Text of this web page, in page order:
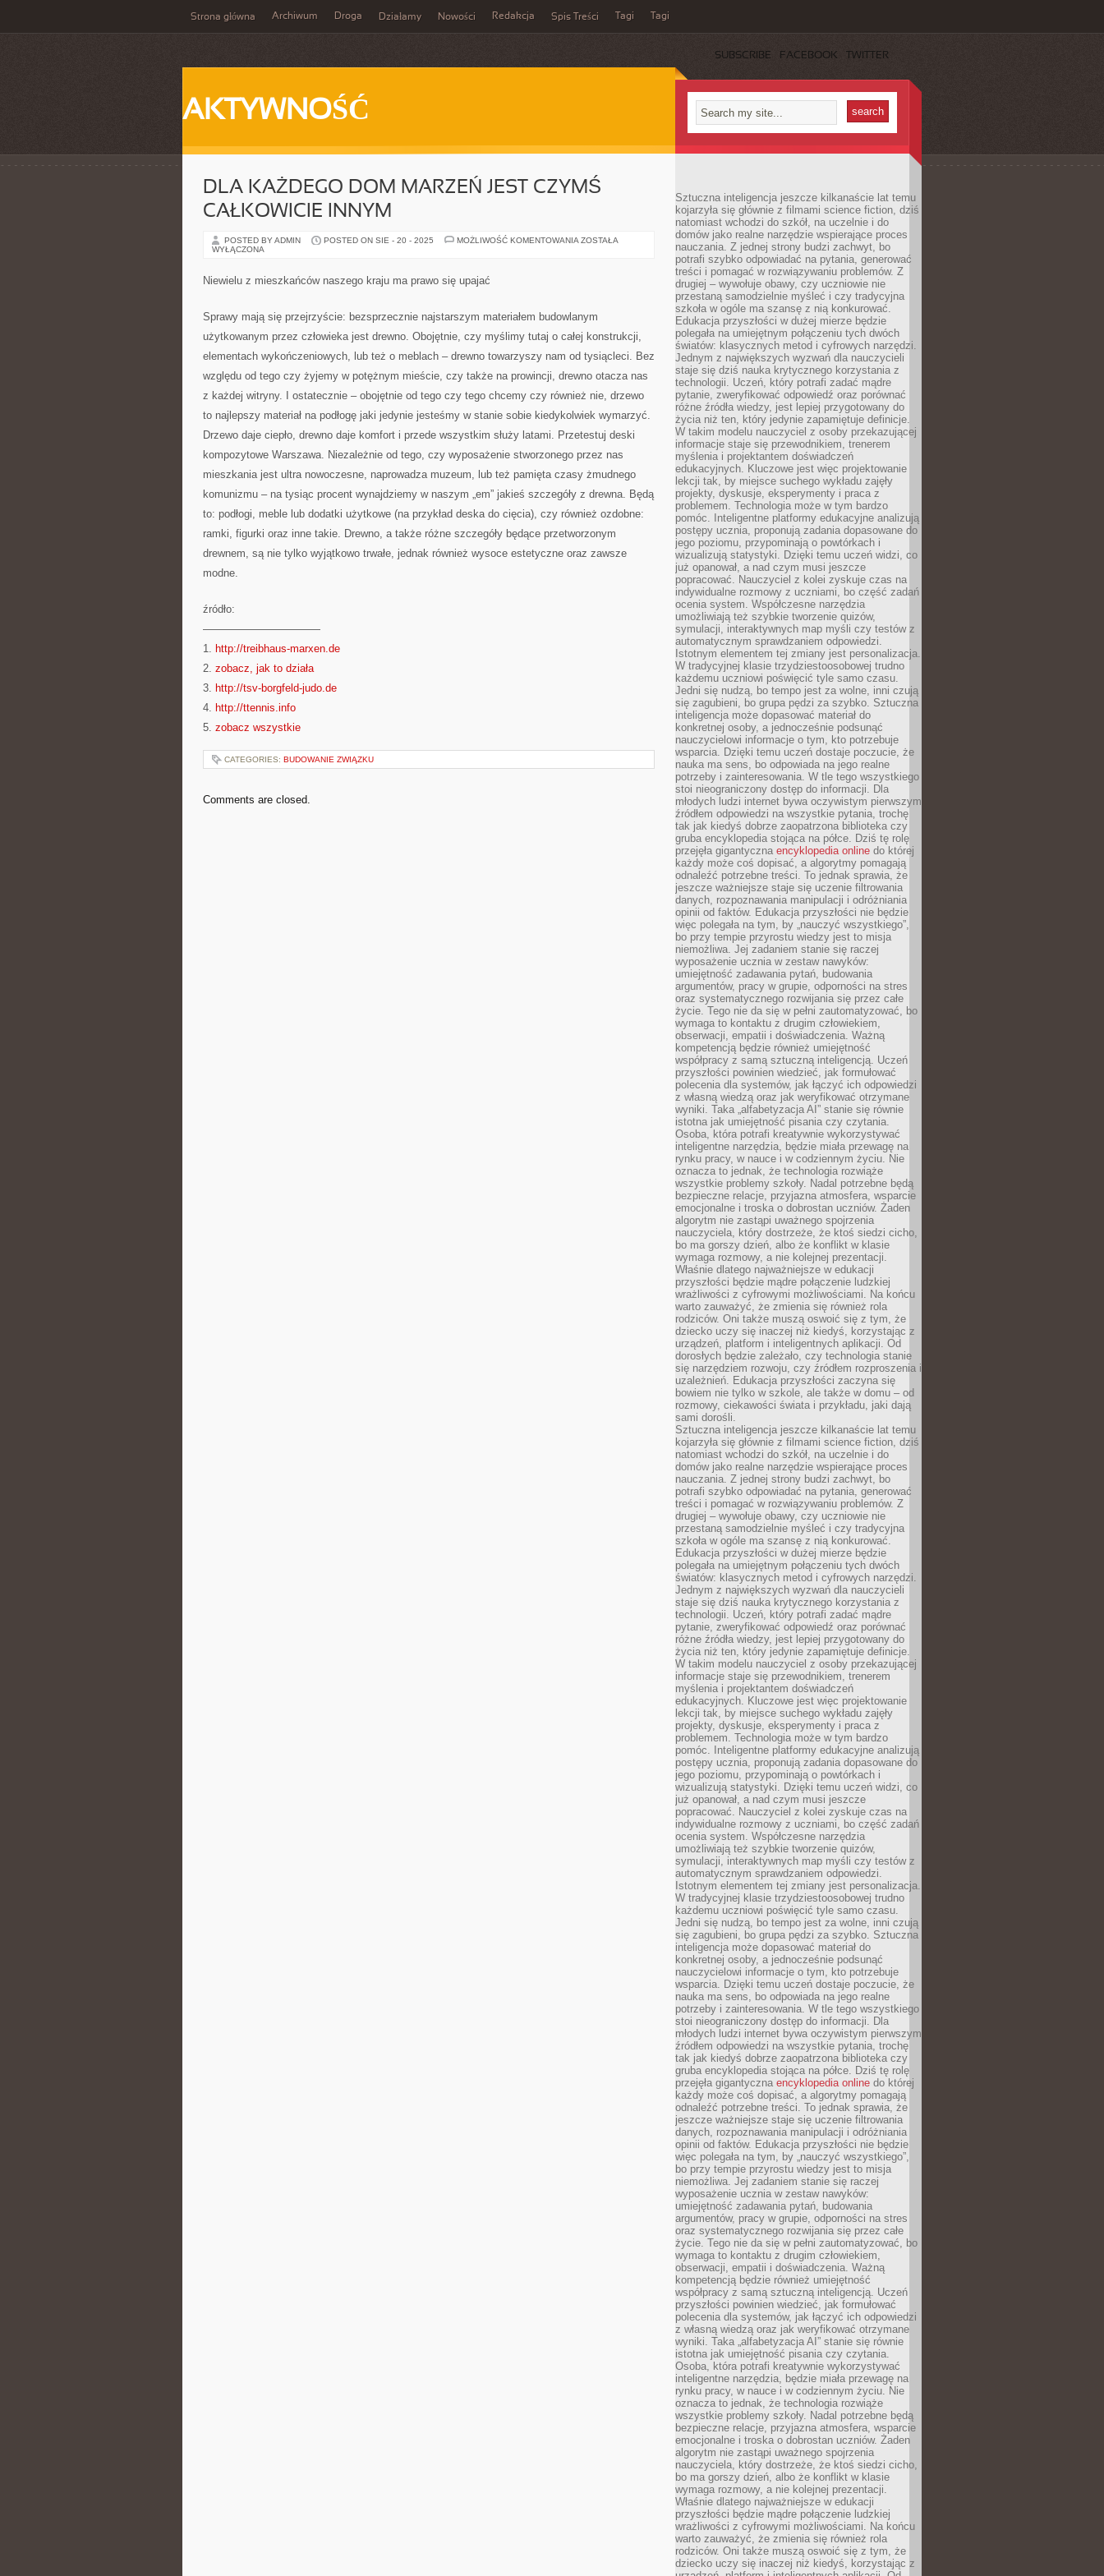
Strona główna Archiwum Droga Działamy Nowości Redakcja Spis Treści Tagi Tagi
SUBSCRIBE FACEBOOK TWITTER
AKTYWNOŚĆ
DLA KAŻDEGO DOM MARZEŃ JEST CZYMŚ
CAŁKOWICIE INNYM
POSTED BY ADMIN POSTED ON SIE - 20 - 2025 MOŻLIWOŚĆ KOMENTOWANIA DLA
ZOSTAŁA
WYŁĄCZONA
Niewielu z mieszkańców naszego kraju ma prawo się upajać
Sprawy mają się przejrzyście: bezsprzecznie najstarszym materiałem budowlanym
użytkowanym przez człowieka jest drewno. Obojętnie, czy myślimy tutaj o całej konstrukcji,
elementach wykończeniowych, lub też o meblach – drewno towarzyszy nam od tysiącleci. Bez
względu od tego czy żyjemy w potężnym mieście, czy także na prowincji, drewno otacza nas
z każdej witryny. I ostatecznie – obojętnie od tego czy tego chcemy czy również nie, drzewo
to najlepszy materiał na podłogę jaki jedynie jesteśmy w stanie sobie kiedykolwiek wymarzyć.
Drzewo daje ciepło, drewno daje komfort i przede wszystkim służy latami. Przetestuj deski
kompozytowe Warszawa. Niezależnie od tego, czy wyposażenie stworzonego przez nas
mieszkania jest ultra nowoczesne, naprowadza muzeum, lub też pamięta czasy żmudnego
komunizmu – na tysiąc procent wynajdziemy w naszym „em” jakieś szczegóły z drewna. Będą
to: podłogi, meble lub dodatki użytkowe (na przykład deska do cięcia), czy również ozdobne:
ramki, figurki oraz inne takie. Drewno, a także różne szczegóły będące przetworzonym
drewnem, są nie tylko wyjątkowo trwałe, jednak również wysoce estetyczne oraz zawsze
modne.
źródło:
———————————
1. http://treibhaus-marxen.de
2. zobacz, jak to działa
3. http://tsv-borgfeld-judo.de
4. http://ttennis.info
5. zobacz wszystkie
CATEGORIES: BUDOWANIE ZWIĄZKU
Comments are closed.
Sztuczna inteligencja jeszcze kilkanaście lat temu
kojarzyła się głównie z filmami science fiction, dziś
natomiast wchodzi do szkół, na uczelnie i do
domów jako realne narzędzie wspierające proces
nauczania. Z jednej strony budzi zachwyt, bo
potrafi szybko odpowiadać na pytania, generować
treści i pomagać w rozwiązywaniu problemów. Z
drugiej – wywołuje obawy, czy uczniowie nie
przestaną samodzielnie myśleć i czy tradycyjna
szkoła w ogóle ma szansę z nią konkurować.
Edukacja przyszłości w dużej mierze będzie
polegała na umiejętnym połączeniu tych dwóch
światów: klasycznych metod i cyfrowych narzędzi.
Jednym z największych wyzwań dla nauczycieli
staje się dziś nauka krytycznego korzystania z
technologii. Uczeń, który potrafi zadać mądre
pytanie, zweryfikować odpowiedź oraz porównać
różne źródła wiedzy, jest lepiej przygotowany do
życia niż ten, który jedynie zapamiętuje definicje.
W takim modelu nauczyciel z osoby przekazującej
informacje staje się przewodnikiem, trenerem
myślenia i projektantem doświadczeń
edukacyjnych. Kluczowe jest więc projektowanie
lekcji tak, by miejsce suchego wykładu zajęły
projekty, dyskusje, eksperymenty i praca z
problemem. Technologia może w tym bardzo
pomóc. Inteligentne platformy edukacyjne analizują
postępy ucznia, proponują zadania dopasowane do
jego poziomu, przypominają o powtórkach i
wizualizują statystyki. Dzięki temu uczeń widzi, co
już opanował, a nad czym musi jeszcze
popracować. Nauczyciel z kolei zyskuje czas na
indywidualne rozmowy z uczniami, bo część zadań
ocenia system. Współczesne narzędzia
umożliwiają też szybkie tworzenie quizów,
symulacji, interaktywnych map myśli czy testów z
automatycznym sprawdzaniem odpowiedzi.
Istotnym elementem tej zmiany jest personalizacja.
W tradycyjnej klasie trzydziestoosobowej trudno
każdemu uczniowi poświęcić tyle samo czasu.
Jedni się nudzą, bo tempo jest za wolne, inni czują
się zagubieni, bo grupa pędzi za szybko. Sztuczna
inteligencja może dopasować materiał do
konkretnej osoby, a jednocześnie podsunąć
nauczycielowi informacje o tym, kto potrzebuje
wsparcia. Dzięki temu uczeń dostaje poczucie, że
nauka ma sens, bo odpowiada na jego realne
potrzeby i zainteresowania. W tle tego wszystkiego
stoi nieograniczony dostęp do informacji. Dla
młodych ludzi internet bywa oczywistym pierwszym
źródłem odpowiedzi na wszystkie pytania, trochę
tak jak kiedyś dobrze zaopatrzona biblioteka czy
gruba encyklopedia stojąca na półce. Dziś tę rolę
przejęła gigantyczna encyklopedia online do której
każdy może coś dopisać, a algorytmy pomagają
odnaleźć potrzebne treści. To jednak sprawia, że
jeszcze ważniejsze staje się uczenie filtrowania
danych, rozpoznawania manipulacji i odróżniania
opinii od faktów. Edukacja przyszłości nie będzie
więc polegała na tym, by „nauczyć wszystkiego”,
bo przy tempie przyrostu wiedzy jest to misja
niemożliwa. Jej zadaniem stanie się raczej
wyposażenie ucznia w zestaw nawyków:
umiejętność zadawania pytań, budowania
argumentów, pracy w grupie, odporności na stres
oraz systematycznego rozwijania się przez całe
życie. Tego nie da się w pełni zautomatyzować, bo
wymaga to kontaktu z drugim człowiekiem,
obserwacji, empatii i doświadczenia. Ważną
kompetencją będzie również umiejętność
współpracy z samą sztuczną inteligencją. Uczeń
przyszłości powinien wiedzieć, jak formułować
polecenia dla systemów, jak łączyć ich odpowiedzi
z własną wiedzą oraz jak weryfikować otrzymane
wyniki. Taka „alfabetyzacja AI” stanie się równie
istotna jak umiejętność pisania czy czytania.
Osoba, która potrafi kreatywnie wykorzystywać
inteligentne narzędzia, będzie miała przewagę na
rynku pracy, w nauce i w codziennym życiu. Nie
oznacza to jednak, że technologia rozwiąże
wszystkie problemy szkoły. Nadal potrzebne będą
bezpieczne relacje, przyjazna atmosfera, wsparcie
emocjonalne i troska o dobrostan uczniów. Żaden
algorytm nie zastąpi uważnego spojrzenia
nauczyciela, który dostrzeże, że ktoś siedzi cicho,
bo ma gorszy dzień, albo że konflikt w klasie
wymaga rozmowy, a nie kolejnej prezentacji.
Właśnie dlatego najważniejsze w edukacji
przyszłości będzie mądre połączenie ludzkiej
wrażliwości z cyfrowymi możliwościami. Na końcu
warto zauważyć, że zmienia się również rola
rodziców. Oni także muszą oswoić się z tym, że
dziecko uczy się inaczej niż kiedyś, korzystając z
urządzeń, platform i inteligentnych aplikacji. Od
dorosłych będzie zależało, czy technologia stanie
się narzędziem rozwoju, czy źródłem rozproszenia i
uzależnień. Edukacja przyszłości zaczyna się
bowiem nie tylko w szkole, ale także w domu – od
rozmowy, ciekawości świata i przykładu, jaki dają
sami dorośli.
Sztuczna inteligencja jeszcze kilkanaście lat temu
kojarzyła się głównie z filmami science fiction, dziś
natomiast wchodzi do szkół, na uczelnie i do
domów jako realne narzędzie wspierające proces
nauczania. Z jednej strony budzi zachwyt, bo
potrafi szybko odpowiadać na pytania, generować
treści i pomagać w rozwiązywaniu problemów. Z
drugiej – wywołuje obawy, czy uczniowie nie
przestaną samodzielnie myśleć i czy tradycyjna
szkoła w ogóle ma szansę z nią konkurować.
Edukacja przyszłości w dużej mierze będzie
polegała na umiejętnym połączeniu tych dwóch
światów: klasycznych metod i cyfrowych narzędzi.
Jednym z największych wyzwań dla nauczycieli
staje się dziś nauka krytycznego korzystania z
technologii. Uczeń, który potrafi zadać mądre
pytanie, zweryfikować odpowiedź oraz porównać
różne źródła wiedzy, jest lepiej przygotowany do
życia niż ten, który jedynie zapamiętuje definicje.
W takim modelu nauczyciel z osoby przekazującej
informacje staje się przewodnikiem, trenerem
myślenia i projektantem doświadczeń
edukacyjnych. Kluczowe jest więc projektowanie
lekcji tak, by miejsce suchego wykładu zajęły
projekty, dyskusje, eksperymenty i praca z
problemem. Technologia może w tym bardzo
pomóc. Inteligentne platformy edukacyjne analizują
postępy ucznia, proponują zadania dopasowane do
jego poziomu, przypominają o powtórkach i
wizualizują statystyki. Dzięki temu uczeń widzi, co
już opanował, a nad czym musi jeszcze
popracować. Nauczyciel z kolei zyskuje czas na
indywidualne rozmowy z uczniami, bo część zadań
ocenia system. Współczesne narzędzia
umożliwiają też szybkie tworzenie quizów,
symulacji, interaktywnych map myśli czy testów z
automatycznym sprawdzaniem odpowiedzi.
Istotnym elementem tej zmiany jest personalizacja.
W tradycyjnej klasie trzydziestoosobowej trudno
każdemu uczniowi poświęcić tyle samo czasu.
Jedni się nudzą, bo tempo jest za wolne, inni czują
się zagubieni, bo grupa pędzi za szybko. Sztuczna
inteligencja może dopasować materiał do
konkretnej osoby, a jednocześnie podsunąć
nauczycielowi informacje o tym, kto potrzebuje
wsparcia. Dzięki temu uczeń dostaje poczucie, że
nauka ma sens, bo odpowiada na jego realne
potrzeby i zainteresowania. W tle tego wszystkiego
stoi nieograniczony dostęp do informacji. Dla
młodych ludzi internet bywa oczywistym pierwszym
źródłem odpowiedzi na wszystkie pytania, trochę
tak jak kiedyś dobrze zaopatrzona biblioteka czy
gruba encyklopedia stojąca na półce. Dziś tę rolę
przejęła gigantyczna encyklopedia online do której
każdy może coś dopisać, a algorytmy pomagają
odnaleźć potrzebne treści. To jednak sprawia, że
jeszcze ważniejsze staje się uczenie filtrowania
danych, rozpoznawania manipulacji i odróżniania
opinii od faktów. Edukacja przyszłości nie będzie
więc polegała na tym, by „nauczyć wszystkiego”,
bo przy tempie przyrostu wiedzy jest to misja
niemożliwa. Jej zadaniem stanie się raczej
wyposażenie ucznia w zestaw nawyków:
umiejętność zadawania pytań, budowania
argumentów, pracy w grupie, odporności na stres
oraz systematycznego rozwijania się przez całe
życie. Tego nie da się w pełni zautomatyzować, bo
wymaga to kontaktu z drugim człowiekiem,
obserwacji, empatii i doświadczenia. Ważną
kompetencją będzie również umiejętność
współpracy z samą sztuczną inteligencją. Uczeń
przyszłości powinien wiedzieć, jak formułować
polecenia dla systemów, jak łączyć ich odpowiedzi
z własną wiedzą oraz jak weryfikować otrzymane
wyniki. Taka „alfabetyzacja AI” stanie się równie
istotna jak umiejętność pisania czy czytania.
Osoba, która potrafi kreatywnie wykorzystywać
inteligentne narzędzia, będzie miała przewagę na
rynku pracy, w nauce i w codziennym życiu. Nie
oznacza to jednak, że technologia rozwiąże
wszystkie problemy szkoły. Nadal potrzebne będą
bezpieczne relacje, przyjazna atmosfera, wsparcie
emocjonalne i troska o dobrostan uczniów. Żaden
algorytm nie zastąpi uważnego spojrzenia
nauczyciela, który dostrzeże, że ktoś siedzi cicho,
bo ma gorszy dzień, albo że konflikt w klasie
wymaga rozmowy, a nie kolejnej prezentacji.
Właśnie dlatego najważniejsze w edukacji
przyszłości będzie mądre połączenie ludzkiej
wrażliwości z cyfrowymi możliwościami. Na końcu
warto zauważyć, że zmienia się również rola
rodziców. Oni także muszą oswoić się z tym, że
dziecko uczy się inaczej niż kiedyś, korzystając z